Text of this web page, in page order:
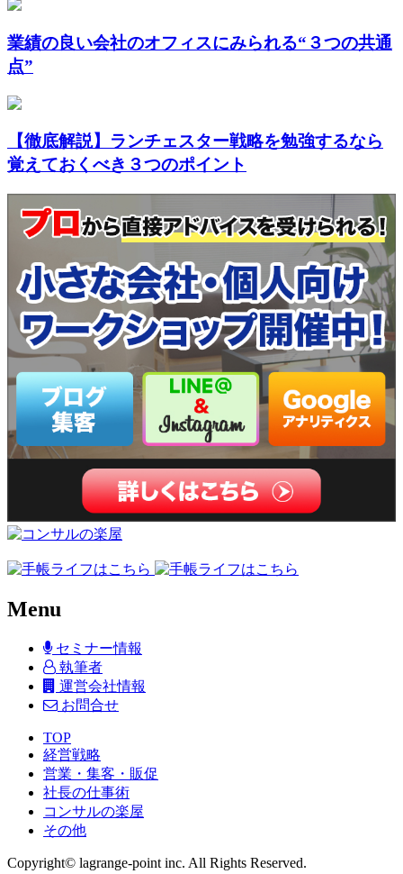
業績の良い会社のオフィスにみられる“３つの共通
点”
【徹底解説】ランチェスター戦略を勉強するなら
覚えておくべき３つのポイント
Menu
セミナー情報
執筆者
運営会社情報
お問合せ
TOP
経営戦略
営業・集客・販促
社長の仕事術
コンサルの楽屋
その他
Copyright© lagrange-point inc. All Rights Reserved.